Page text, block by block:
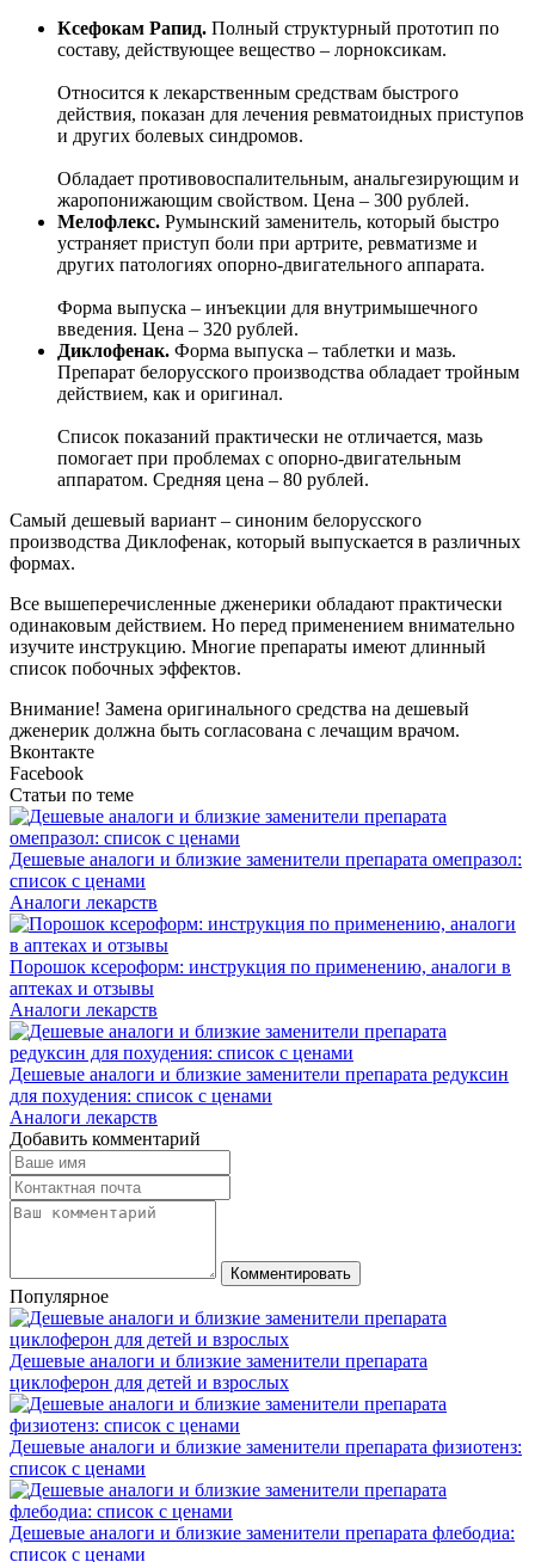
Ксефокам Рапид. Полный структурный прототип по
составу, действующее вещество – лорноксикам.
Относится к лекарственным средствам быстрого
действия, показан для лечения ревматоидных приступов
и других болевых синдромов.
Обладает противовоспалительным, анальгезирующим и
жаропонижающим свойством. Цена – 300 рублей.
Мелофлекс. Румынский заменитель, который быстро
устраняет приступ боли при артрите, ревматизме и
других патологиях опорно-двигательного аппарата.
Форма выпуска – инъекции для внутримышечного
введения. Цена – 320 рублей.
Диклофенак. Форма выпуска – таблетки и мазь.
Препарат белорусского производства обладает тройным
действием, как и оригинал.
Список показаний практически не отличается, мазь
помогает при проблемах с опорно-двигательным
аппаратом. Средняя цена – 80 рублей.
Самый дешевый вариант – синоним белорусского
производства Диклофенак, который выпускается в различных
формах.
Все вышеперечисленные дженерики обладают практически
одинаковым действием. Но перед применением внимательно
изучите инструкцию. Многие препараты имеют длинный
список побочных эффектов.
Внимание! Замена оригинального средства на дешевый
дженерик должна быть согласована с лечащим врачом.
Вконтакте
Facebook
Статьи по теме
Дешевые аналоги и близкие заменители препарата омепразол:
список с ценами
Аналоги лекарств
Порошок ксероформ: инструкция по применению, аналоги в
аптеках и отзывы
Аналоги лекарств
Дешевые аналоги и близкие заменители препарата редуксин
для похудения: список с ценами
Аналоги лекарств
Добавить комментарий
Комментировать
Популярное
Дешевые аналоги и близкие заменители препарата
циклоферон для детей и взрослых
Дешевые аналоги и близкие заменители препарата физиотенз:
список с ценами
Дешевые аналоги и близкие заменители препарата флебодиа:
список с ценами